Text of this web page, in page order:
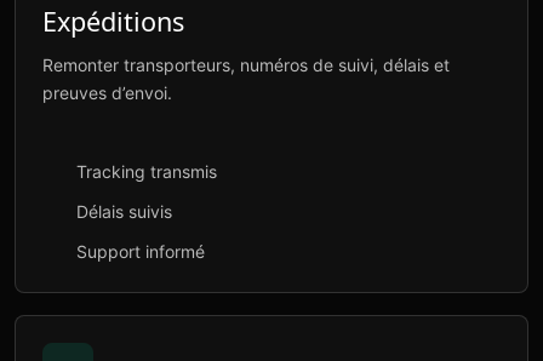
Expéditions
Remonter transporteurs, numéros de suivi, délais et
preuves d’envoi.
Tracking transmis
Délais suivis
Support informé